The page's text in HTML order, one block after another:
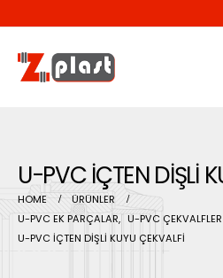
U-PVC İÇTEN DİŞLİ
HOME
ÜRÜNLER
U-PVC EK PARÇALAR, U-PVC ÇEKVALFLER
U-PVC İÇTEN DİŞLİ KUYU ÇEKVALFİ